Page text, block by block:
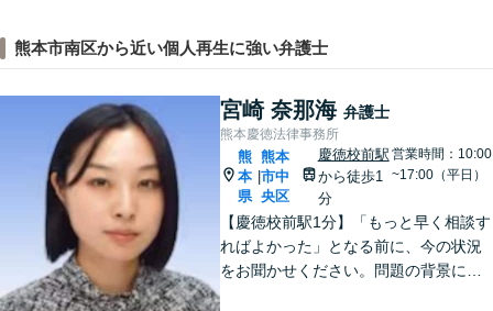
熊本市南区から近い個人再生に強い弁護士
宮崎 奈那海 弁護士
熊本慶徳法律事務所
熊
本
県
熊本
市中
央区
慶徳校前駅
から徒歩1
分
営業時間：10:00
~17:00（平日）
【慶徳校前駅1分】「もっと早く相談す
ればよかった」となる前に、今の状況
をお聞かせください。問題の背景にも